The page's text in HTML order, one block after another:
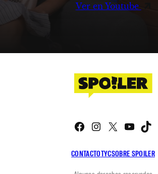
Ver en Youtube
CONTACTOTYCSOBRE SPOILER
Facebook
Instagram
X